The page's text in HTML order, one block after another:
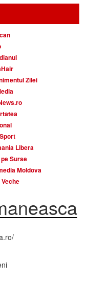
Zilei
Libera
Surse
Moldova